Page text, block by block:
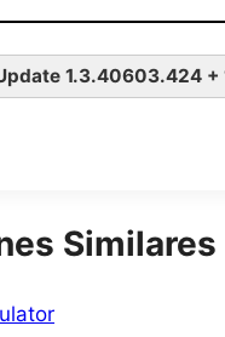
1.3.40603.424 +
Similares